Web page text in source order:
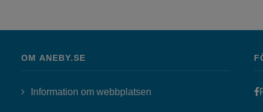
OM ANEBY.SE
Information om webbplatsen